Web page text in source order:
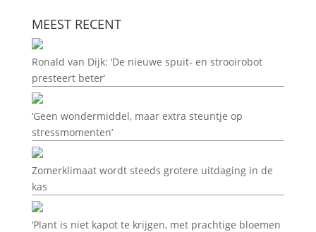
MEEST RECENT
Ronald van Dijk: ‘De nieuwe spuit- en strooirobot
presteert beter’
‘Geen wondermiddel, maar extra steuntje op
stressmomenten’
Zomerklimaat wordt steeds grotere uitdaging in de
kas
‘Plant is niet kapot te krijgen, met prachtige bloemen